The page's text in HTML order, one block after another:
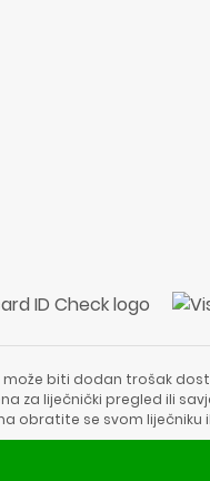
može biti dodan trošak
za liječnički pregled ili
obratite se svom liječniku